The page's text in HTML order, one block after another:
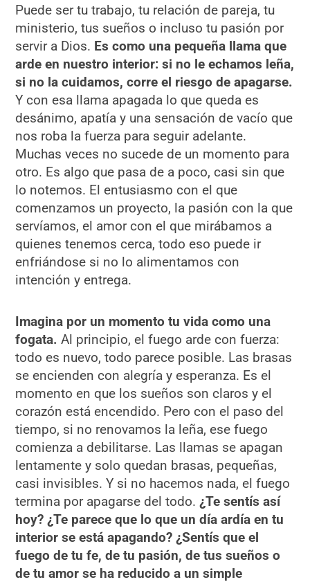
Puede ser tu trabajo, tu relación de pareja, tu
ministerio, tus sueños o incluso tu pasión por
servir a Dios. Es como una pequeña llama que
arde en nuestro interior: si no le echamos leña,
si no la cuidamos, corre el riesgo de apagarse.
Y con esa llama apagada lo que queda es
desánimo, apatía y una sensación de vacío que
nos roba la fuerza para seguir adelante.
Muchas veces no sucede de un momento para
otro. Es algo que pasa de a poco, casi sin que
lo notemos. El entusiasmo con el que
comenzamos un proyecto, la pasión con la que
servíamos, el amor con el que mirábamos a
quienes tenemos cerca, todo eso puede ir
enfriándose si no lo alimentamos con
intención y entrega.
Imagina por un momento tu vida como una
fogata.Al principio, el fuego arde con fuerza:
todo es nuevo, todo parece posible. Las brasas
se encienden con alegría y esperanza. Es el
momento en que los sueños son claros y el
corazón está encendido. Pero con el paso del
tiempo, si no renovamos la leña, ese fuego
comienza a debilitarse. Las llamas se apagan
lentamente y solo quedan brasas, pequeñas,
casi invisibles. Y si no hacemos nada, el fuego
termina por apagarse del todo.¿Te sentís así
hoy? ¿Te parece que lo que un día ardía en tu
interior se está apagando? ¿Sentís que el
fuego de tu fe, de tu pasión, de tus sueños o
de tu amor se ha reducido a un simple